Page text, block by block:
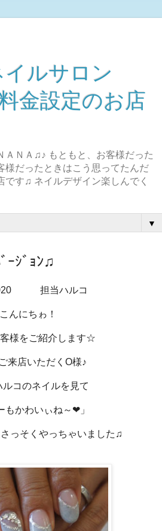
ルサロン
金設定のお店
ＡＮＡ♫♪ もともと、お客様だった
様だったときはこう思ってたんだ
です♫ ネイルデザイン楽しんでく
▼
ｰｼﾞｮﾝ♫
担当ハルコ
こんにちゎ！
様をご紹介します☆
来店いただくO様♪
ルコのネイルを見て
もかわいぃね～❤」
っそくやっちゃいました♫